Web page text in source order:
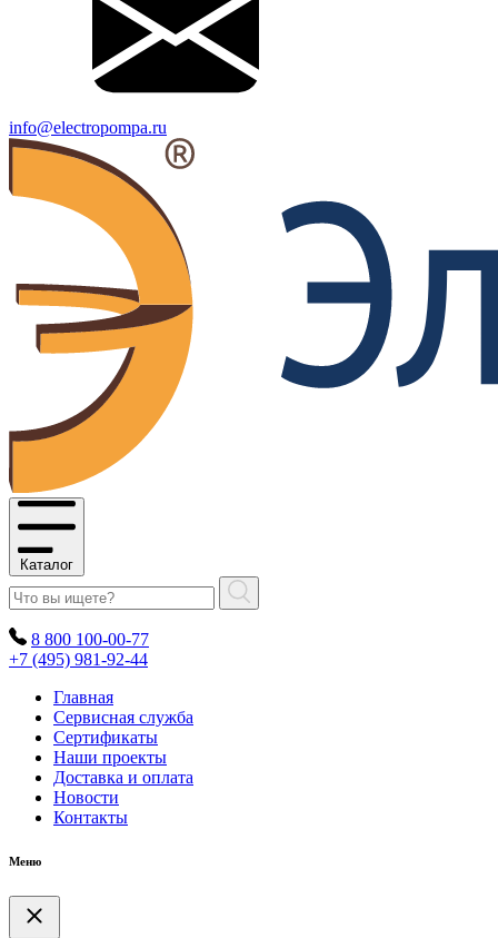
info@electropompa.ru
Каталог
8 800 100-00-77
+7 (495) 981-92-44
Главная
Сервисная служба
Сертификаты
Наши проекты
Доставка и оплата
Новости
Контакты
Меню